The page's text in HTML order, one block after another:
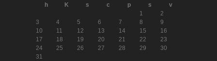
h
K s c p s
v
1
2
3
4 5 6 7 8
9
10
11 12 13 14 15
16
17
18 19 20 21 22
23
24
25 26 27 28 29
30
31